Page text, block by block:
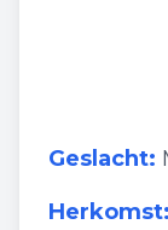
Geslacht:
Herkomst: